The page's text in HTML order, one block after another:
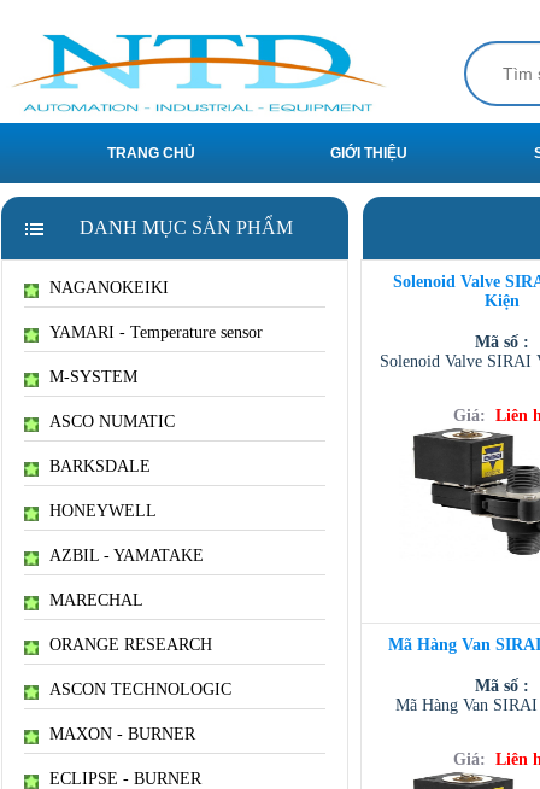
TRANG CHỦ GIỚI THIỆU
DANH MỤC SẢN PHẨM
NAGANOKEIKI
YAMARI - Temperature sensor
M-SYSTEM
ASCO NUMATIC
BARKSDALE
HONEYWELL
AZBIL - YAMATAKE
MARECHAL
ORANGE RESEARCH
ASCON TECHNOLOGIC
MAXON - BURNER
ECLIPSE - BURNER
Solenoid Valve
Kiện
Mã số :
Solenoid Valve SIRAI
Giá: Liên
Mã Hàng Van
Mã số :
Mã Hàng Van
Giá: Liên